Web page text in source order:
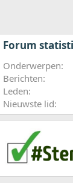
Forum
Onderwerpen
Berichten
Leden
Nieuwste lid